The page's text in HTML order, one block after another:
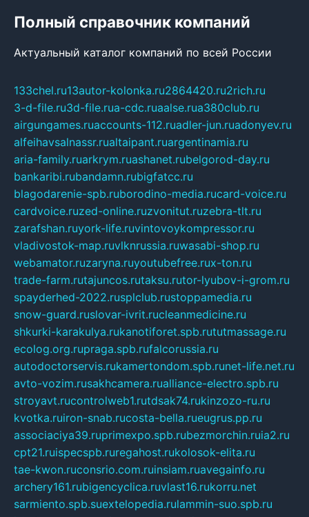
Полный справочник компаний
Актуальный каталог компаний по всей России
133chel.ru13autor-kolonka.ru2864420.ru2rich.ru
3-d-file.ru3d-file.rua-cdc.ruaalse.rua380club.ru
airgungames.ruaccounts-112.ruadler-jun.ruadonyev.ru
alfeihavsalnassr.rualtaipant.ruargentinamia.ru
aria-family.ruarkrym.ruashanet.rubelgorod-day.ru
bankaribi.rubandamn.rubigfatcc.ru
blagodarenie-spb.ruborodino-media.rucard-voice.ru
cardvoice.ruzed-online.ruzvonitut.ruzebra-tlt.ru
zarafshan.ruyork-life.ruvintovoykompressor.ru
vladivostok-map.ruvlknrussia.ruwasabi-shop.ru
webamator.ruzaryna.ruyoutubefree.rux-ton.ru
trade-farm.rutajuncos.rutaksu.rutor-lyubov-i-grom.ru
spayderhed-2022.rusplclub.rustoppamedia.ru
snow-guard.ruslovar-ivrit.rucleanmedicine.ru
shkurki-karakulya.rukanotiforet.spb.rututmassage.ru
ecolog.org.rupraga.spb.rufalcorussia.ru
autodoctorservis.rukamertondom.spb.runet-life.net.ru
avto-vozim.rusakhcamera.rualliance-electro.spb.ru
stroyavt.rucontrolweb1.rutdsak74.rukinzozo-ru.ru
kvotka.ruiron-snab.rucosta-bella.rueugrus.pp.ru
associaciya39.ruprimexpo.spb.rubezmorchin.ruia2.ru
cpt21.ruispecspb.ruregahost.rukolosok-elita.ru
tae-kwon.ruconsrio.com.ruinsiam.ruavegainfo.ru
archery161.rubigencyclica.ruvlast16.rukorru.net
sarmiento.spb.suextelopedia.rulammin-suo.spb.ru